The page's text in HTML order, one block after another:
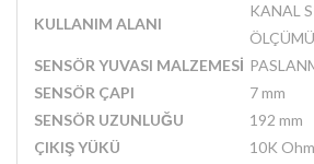
KULLANIM ALANI
KANAL
ÖLÇÜMÜ
SENSÖR YUVASI MALZEMESİ
SENSÖR ÇAPI
7 mm
SENSÖR UZUNLUĞU
192 mm
ÇIKIŞ YÜKÜ
10K Ohm